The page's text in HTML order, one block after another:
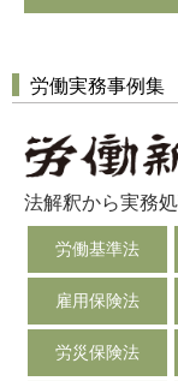
労働実務事例集
法解釈から実務
労働基準法
雇用保険法
労災保険法